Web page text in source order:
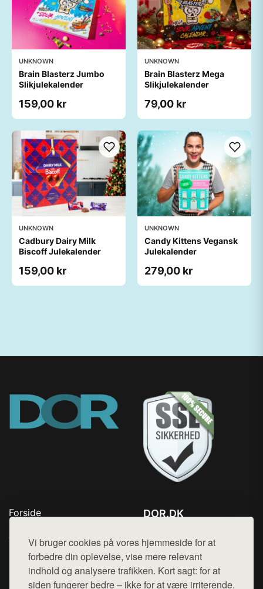
Vi bruger cookies på vores hjemmeside for at
forbedre din oplevelse, vise mere relevant
indhold og analysere trafikken. Kort sagt: for at
siden fungerer bedre – ikke for at være irriterende.
UNKNOWN
Brain Blasterz Jumbo
Slikjulekalender
159,00 kr
UNKNOWN
Brain Blasterz Mega
Slikjulekalender
79,00 kr
UNKNOWN
Cadbury Dairy Milk
Biscoff Julekalender
159,00 kr
UNKNOWN
Candy Kittens Vegansk
Julekalender
279,00 kr
Forside
Top Rabatter
Kontakt
DOR.DK
Mail: hej@want.dk
Cookie- og privatlivspolitik